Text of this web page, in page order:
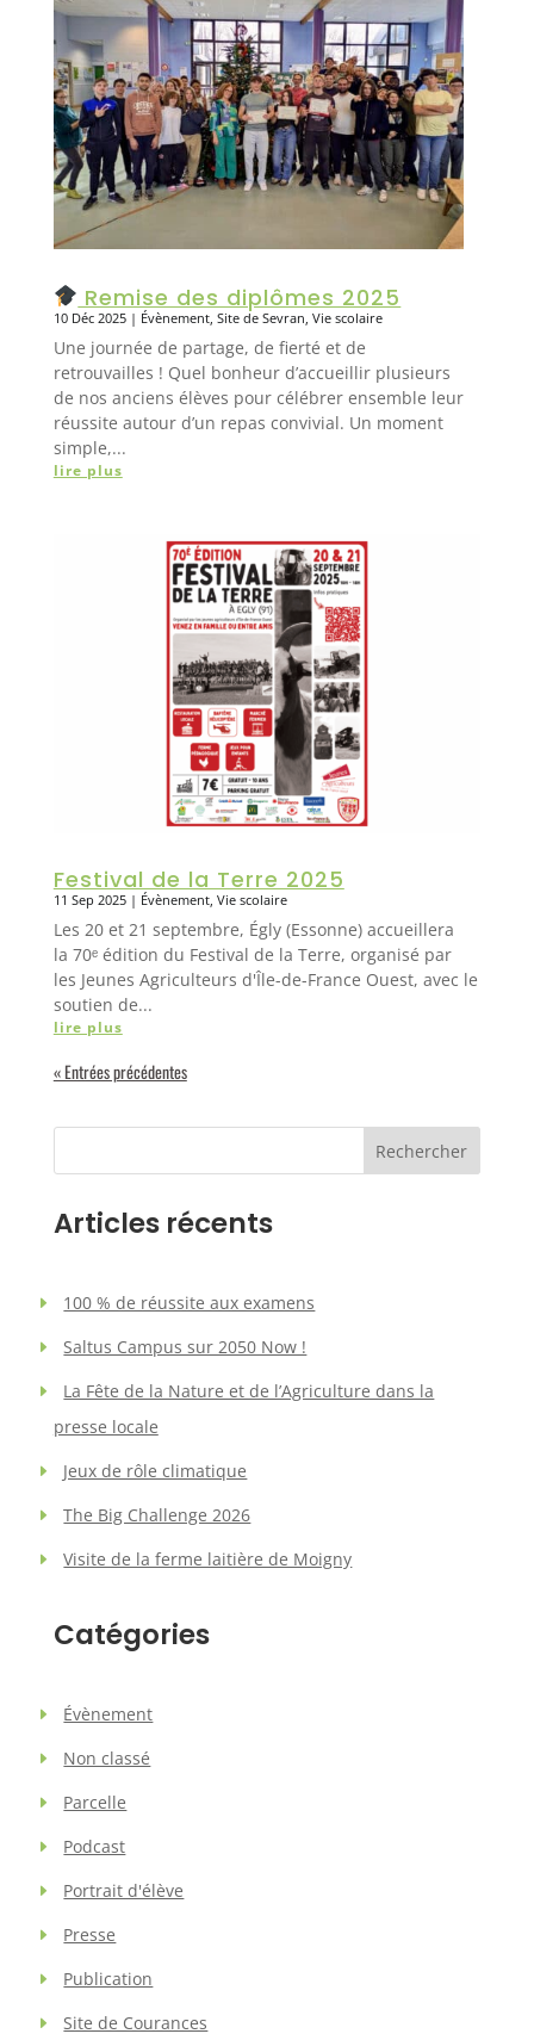
Remise des diplômes 2025
10 Déc 2025| Évènement, Site de Sevran Vie scolaire
Une journée de partage, de fierté et de
retrouvailles ! Quel bonheur d’accueillir plusieurs
de nos anciens élèves pour célébrer ensemble leur
réussite autour d’un repas convivial. Un moment
simple,...
lire plus
Festival de la Terre 2025
11 Sep 2025| Évènement, Vie scolaire
Les 20 et 21 septembre, Égly (Essonne) accueillera
la 70ᵉ édition du Festival de la Terre, organisé par
les Jeunes Agriculteurs d'Île-de-France Ouest, avec le
soutien de...
lire plus
« Entrées précédentes
Rechercher
Articles récents
100 % de réussite aux examens
Saltus Campus sur 2050 Now !
La Fête de la Nature et de l’Agriculture dans la
presse locale
Jeux de rôle climatique
The Big Challenge 2026
Visite de la ferme laitière de Moigny
Catégories
Évènement
Non classé
Parcelle
Podcast
Portrait d'élève
Presse
Publication
Site de Courances